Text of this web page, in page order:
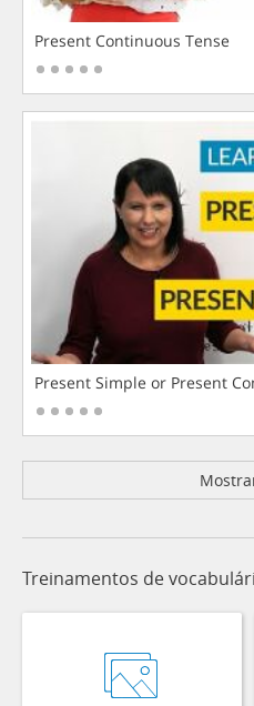
Present Continuous Tense
Present Simple or Present
Treinamentos de